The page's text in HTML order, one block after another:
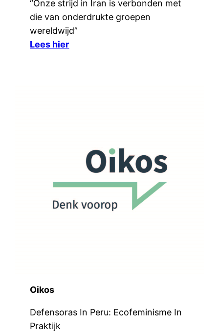
“Onze strijd in Iran is verbonden met
die van onderdrukte groepen
wereldwijd”
Lees hier
Oikos
Defensoras In Peru: Ecofeminisme In
Praktijk